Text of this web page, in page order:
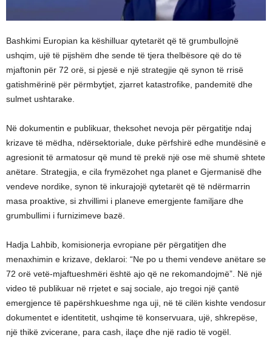
Bashkimi Europian ka këshilluar qytetarët që të grumbullojnë
ushqim, ujë të pijshëm dhe sende të tjera thelbësore që do të
mjaftonin për 72 orë, si pjesë e një strategjie që synon të rrisë
gatishmërinë për përmbytjet, zjarret katastrofike, pandemitë dhe
sulmet ushtarake.
Në dokumentin e publikuar, theksohet nevoja për përgatitje ndaj
krizave të mëdha, ndërsektoriale, duke përfshirë edhe mundësinë e
agresionit të armatosur që mund të prekë një ose më shumë shtete
anëtare. Strategjia, e cila frymëzohet nga planet e Gjermanisë dhe
vendeve nordike, synon të inkurajojë qytetarët që të ndërmarrin
masa proaktive, si zhvillimi i planeve emergjente familjare dhe
grumbullimi i furnizimeve bazë.
Hadja Lahbib, komisionerja evropiane për përgatitjen dhe
menaxhimin e krizave, deklaroi: “Ne po u themi vendeve anëtare se
72 orë vetë-mjaftueshmëri është ajo që ne rekomandojmë”. Në një
video të publikuar në rrjetet e saj sociale, ajo tregoi një çantë
emergjence të papërshkueshme nga uji, në të cilën kishte vendosur
dokumentet e identitetit, ushqime të konservuara, ujë, shkrepëse,
një thikë zvicerane, para cash, ilaçe dhe një radio të vogël.